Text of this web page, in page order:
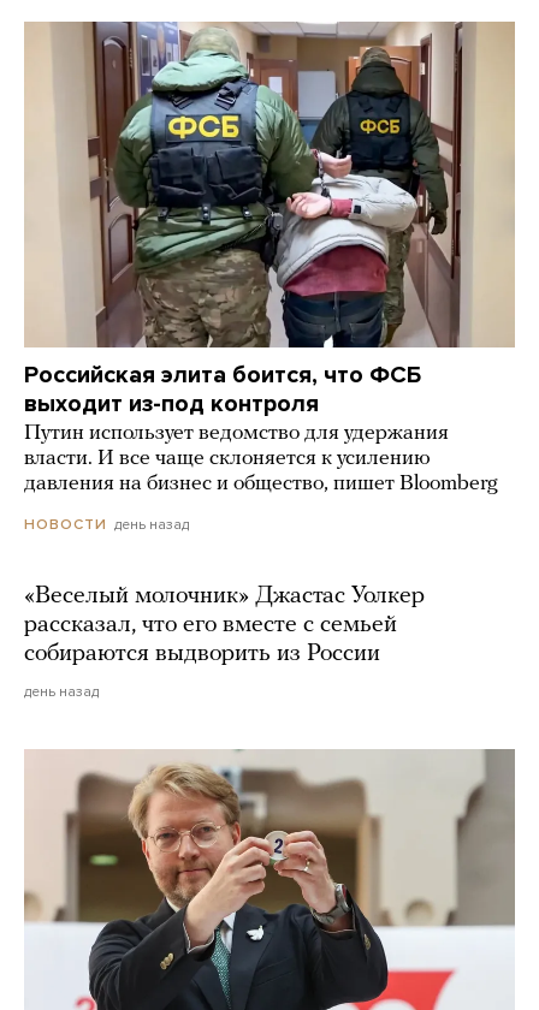
Российская элита боится, что ФСБ
выходит из-под контроля
Путин использует ведомство для удержания
власти. И все чаще склоняется к усилению
давления на бизнес и общество, пишет Bloomberg
НОВОСТИ день назад
«Веселый молочник» Джастас Уолкер
рассказал, что его вместе с семьей
собираются выдворить из России
день назад